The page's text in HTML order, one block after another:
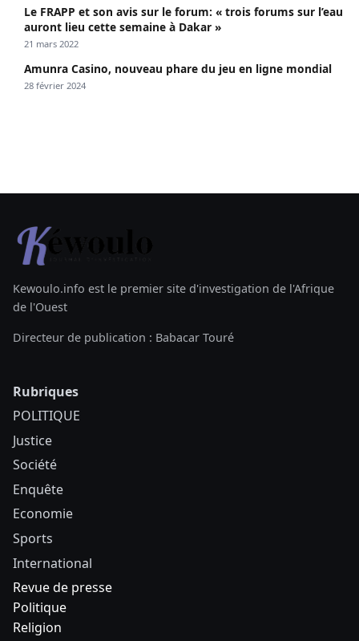
Le FRAPP et son avis sur le forum: « trois forums sur l’eau
auront lieu cette semaine à Dakar »
21 mars 2022
Amunra Casino, nouveau phare du jeu en ligne mondial
28 février 2024
Kewoulo.info est le premier site d'investigation de l'Afrique
de l'Ouest
Directeur de publication : Babacar Touré
Rubriques
POLITIQUE
Justice
Société
Enquête
Economie
Sports
International
Revue de presse
Politique
Religion